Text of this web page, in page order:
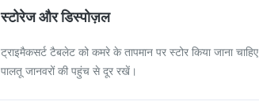
स्टोरेज और डिस्पोज़ल
ट्राइमैकसर्ट टैबलेट को कमरे के तापमान पर स्टोर किया जाना
पालतू जानवरों की पहुंच से दूर रखें।